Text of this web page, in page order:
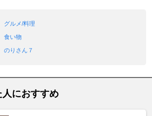
グルメ/料理
食い物
のりさん７
におすすめ